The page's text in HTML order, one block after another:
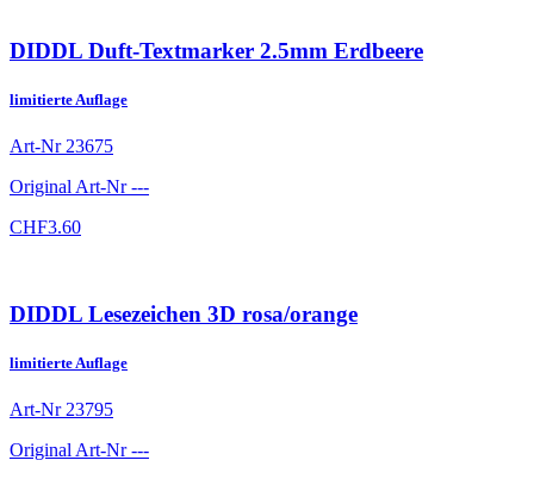
DIDDL Duft-Textmarker 2.5mm Erdbeere
limitierte Auflage
Art-Nr 23675
Original Art-Nr---
CHF3.60
DIDDL Lesezeichen 3D rosa/orange
limitierte Auflage
Art-Nr 23795
Original Art-Nr---